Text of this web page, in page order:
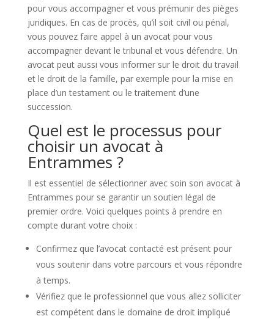
pour vous accompagner et vous prémunir des pièges
juridiques. En cas de procès, qu’il soit civil ou pénal,
vous pouvez faire appel à un avocat pour vous
accompagner devant le tribunal et vous défendre. Un
avocat peut aussi vous informer sur le droit du travail
et le droit de la famille, par exemple pour la mise en
place d’un testament ou le traitement d’une
succession.
Quel est le processus pour
choisir un avocat à
Entrammes ?
Il est essentiel de sélectionner avec soin son avocat à
Entrammes pour se garantir un soutien légal de
premier ordre. Voici quelques points à prendre en
compte durant votre choix :
Confirmez que l’avocat contacté est présent pour
vous soutenir dans votre parcours et vous répondre
à temps.
Vérifiez que le professionnel que vous allez solliciter
est compétent dans le domaine de droit impliqué